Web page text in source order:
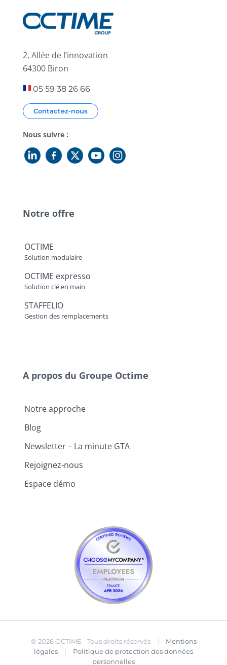
2, Allée de l’innovation
64300 Biron
05 59 38 26 66
Contactez-nous
Nous suivre :
Notre offre
OCTIME
Solution modulaire
OCTIME expresso
Solution clé en main
STAFFELIO
Gestion des remplacements
A propos du Groupe Octime
Notre approche
Blog
Newsletter – La minute GTA
Rejoignez-nous
Espace démo
© 2026 OCTIME - Tous droits réservés |
Mentions
légales
|
Politique de protection des données
personnelles